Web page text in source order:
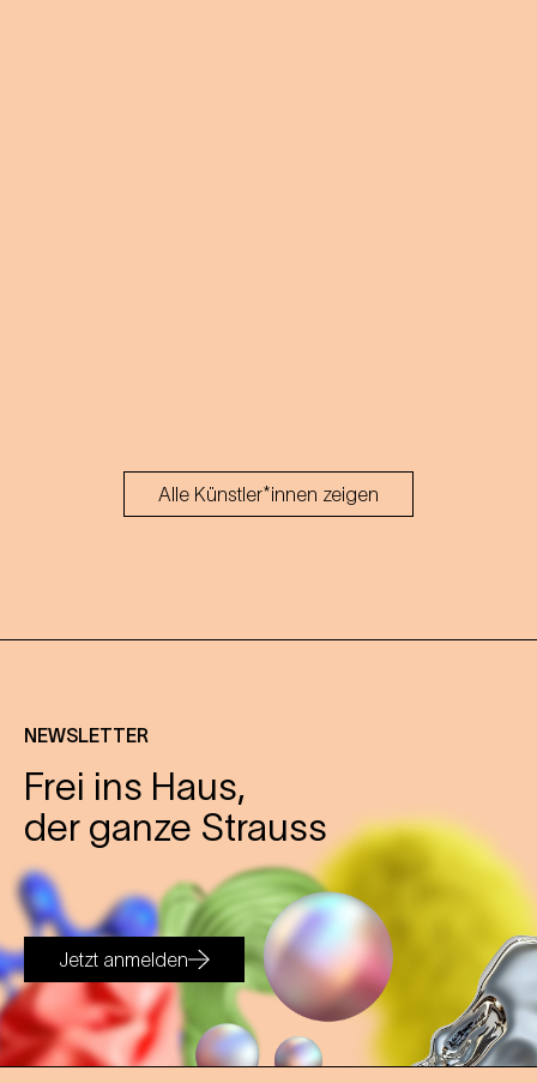
Alle Künstler*innen zeigen
NEWSLETTER
Frei ins Haus,
der ganze Strauss
Jetzt anmelden